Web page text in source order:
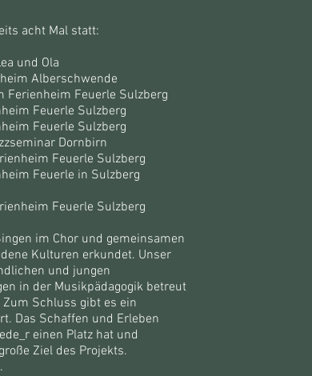
acht Mal statt:
und Ola
Alberschwende
Ferienheim Feuerle Sulzberg
Feuerle Sulzberg
Feuerle Sulzberg
Dornbirn
Feuerle Sulzberg
Feuerle in Sulzberg
Feuerle Sulzberg
im Chor und gemeinsamen
Kulturen erkundet. Unser
und jungen
in der Musikpädagogik betreut
Schluss gibt es ein
Das Schaffen und Erleben
einen Platz hat und
Ziel des Projekts.